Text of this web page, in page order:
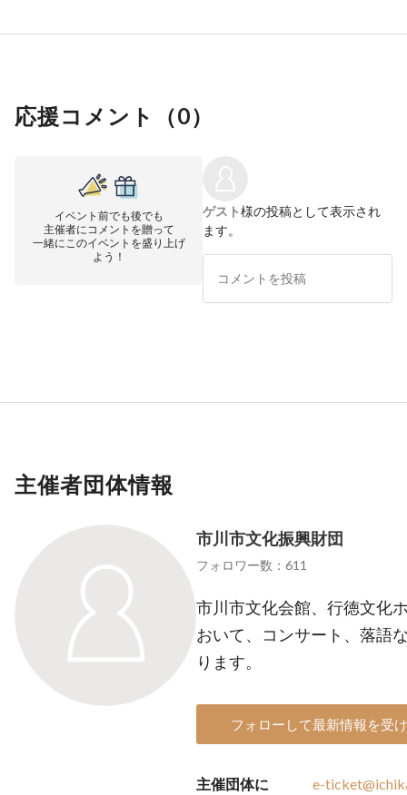
応援コメント（0）
イベント前でも後でも
主催者にコメントを贈って
一緒にこのイベントを盛り上げ
よう！
ゲスト様の投稿として表示され
ます。
主催者団体情報
市川市文化振興財団
フォロワー数：611
市川市文化会館、行徳文化
おいて、コンサート、落語
ります。
フォローして最新情報を受
主催団体に e-